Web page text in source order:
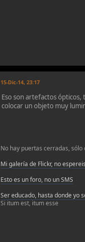
15-Dic-14, 23:17
Eso son artefactos
colocar un objeto muy
No hay puertas cerradas,
Mi galería de Flickr, no
Esto es un foro, no un SMS
Ser educado, hasta donde yo
Si itum est, itum esse